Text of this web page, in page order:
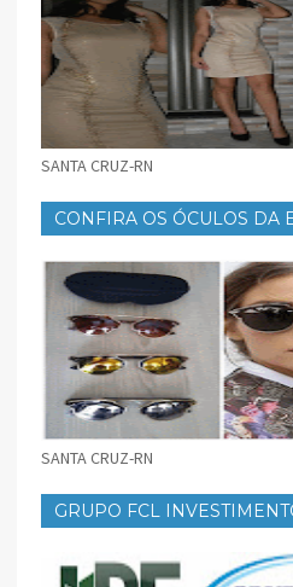
SANTA CRUZ-RN
CONFIRA OS ÓCULOS DA
SANTA CRUZ-RN
GRUPO FCL